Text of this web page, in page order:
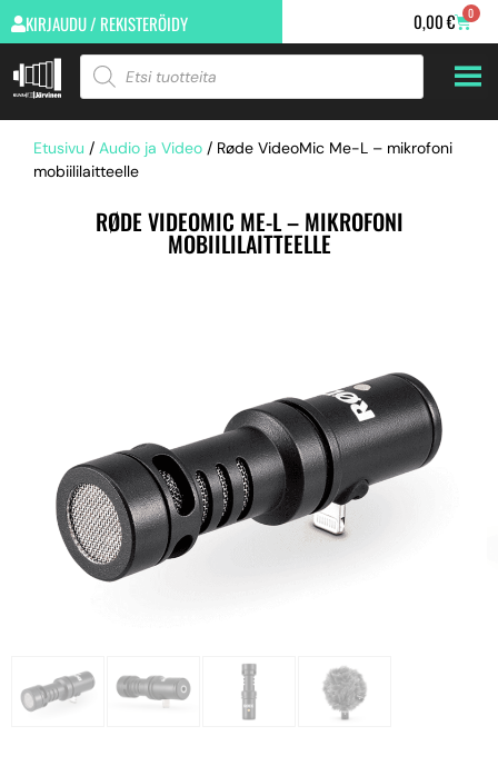
KIRJAUDU / REKISTERÖIDY 0,00€ 0
Etusivu / Audio ja Video / Røde VideoMic Me-L – mikrofoni
mobiililaitteelle
RØDE VIDEOMIC ME-L – MIKROFONI
MOBIILILAITTEELLE